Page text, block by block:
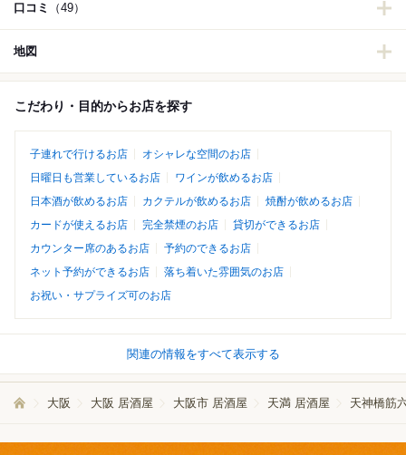
口コミ （49）
地図
こだわり・目的からお店を探す
子連れで行けるお店
オシャレな空間のお店
日曜日も営業しているお店
ワインが飲めるお店
日本酒が飲めるお店
カクテルが飲めるお店
焼酎が飲めるお店
カードが使えるお店
完全禁煙のお店
貸切ができるお店
カウンター席のあるお店
予約のできるお店
ネット予約ができるお店
落ち着いた雰囲気のお店
お祝い・サプライズ可のお店
関連の情報をすべて表示する
大阪 大阪 居酒屋 大阪市 居酒屋 天満 居酒屋 天神橋筋